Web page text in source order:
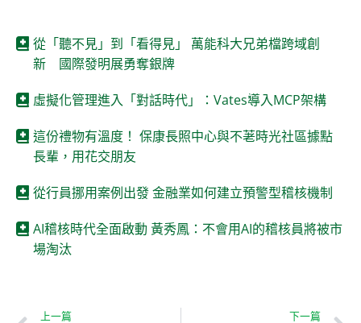
從「聽不見」到「看得見」 萬能科大兄弟檔跨域創
新 國際發明展勇奪銀牌
虛擬化管理進入「對話時代」：Vates導入MCP架構
這份禮物有溫度！ 保康長照中心與不荖時光社區據點
長輩，用花交朋友
從行員挪用案例出發 金融業如何建立預警型稽核機制
AI稽核時代全面啟動 黃秀鳳：不會用AI的稽核員將被市
場淘汰
上一篇 下一篇